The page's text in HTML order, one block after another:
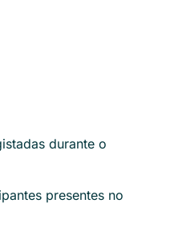
durante o
presentes no